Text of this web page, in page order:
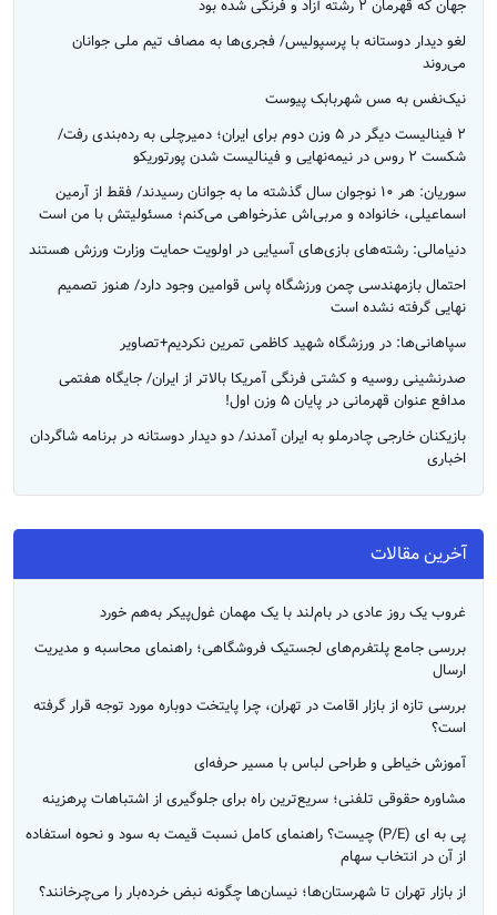
جهان که قهرمان ۲ رشته آزاد و فرنگی شده بود
لغو دیدار دوستانه با پرسپولیس/ فجری‌ها به مصاف تیم ملی جوانان
می‌روند
نیک‌نفس به مس شهربابک پیوست
۲ فینالیست دیگر در ۵ وزن دوم برای ایران؛ دمیرچلی به رده‌بندی رفت/
شکست ۲ روس در نیمه‎‌نهایی و فینالیست شدن پورتوریکو
سوریان: هر ۱۰ نوجوان سال گذشته‌ ما به جوانان رسیدند/ فقط از آرمین
اسماعیلی، خانواده و مربی‌اش عذرخواهی می‌کنم؛ مسئولیتش با من است
دنیامالی: رشته‌های بازی‌های آسیایی در اولویت حمایت وزارت ورزش هستند
احتمال بازمهندسی چمن ورزشگاه پاس قوامین وجود دارد/ هنوز تصمیم
نهایی گرفته نشده است
سپاهانی‌ها: در ورزشگاه شهید کاظمی تمرین نکردیم+تصاویر
صدرنشینی روسیه و کشتی فرنگی آمریکا بالاتر از ایران/ جایگاه هفتمی
مدافع عنوان قهرمانی در پایان ۵ وزن اول!
بازیکنان خارجی چادرملو به ایران آمدند/ دو دیدار دوستانه در برنامه شاگردان
اخباری
آخرین مقالات
غروب یک روز عادی در بام‌لند با یک مهمان غول‌پیکر به‌هم خورد
بررسی جامع پلتفرم‌های لجستیک فروشگاهی؛ راهنمای محاسبه و مدیریت
ارسال
بررسی تازه از بازار اقامت در تهران، چرا پایتخت دوباره مورد توجه قرار گرفته
است؟
آموزش خیاطی و طراحی لباس با مسیر حرفه‌ای
مشاوره حقوقی تلفنی؛ سریع‌ترین راه برای جلوگیری از اشتباهات پرهزینه
پی به ای (P/E) چیست؟ راهنمای کامل نسبت قیمت به سود و نحوه استفاده
از آن در انتخاب سهام
از بازار تهران تا شهرستان‌ها؛ نیسان‌ها چگونه نبض خرده‌بار را می‌چرخانند؟